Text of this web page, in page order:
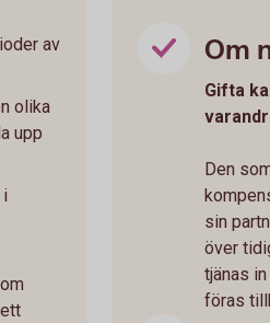
av
olika
upp
i
Om
Gifta
Den
sin
över
tjänas
föras